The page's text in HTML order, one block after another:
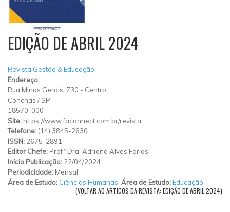
EDIÇÃO DE ABRIL 2024
Revista Gestão & Educação
Endereço:
Rua Minas Gerais, 730 - Centro
Conchas / SP
18570-000
Site: https://www.faconnect.com.br/revista
Telefone: (14) 3845-2630
ISSN: 2675-2891
Editor Chefe: Profª Dra. Adriana Alves Farias
Início Publicação: 22/04/2024
Periodicidade: Mensal
Área de Estudo: Ciências Humanas Área de Estudo:Educação
(VOLTAR AO ARTIGOS DA REVISTA: EDIÇÃO DE ABRIL 2024)